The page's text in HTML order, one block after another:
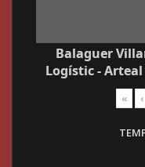
Balaguer
Logístic - Arteal
« ‹